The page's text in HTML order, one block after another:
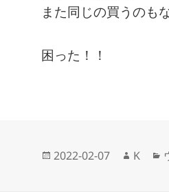
また同じの買うのも
困った！！
投
2022-02-07
作
K